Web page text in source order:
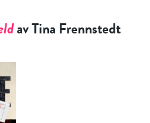
av Tina Frennstedt